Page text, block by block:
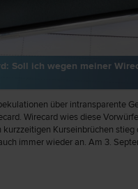
Soll ich wegen meiner
über intransparente
Wirecard wies diese
kurzzeitigen Kurseinbrüchen stieg
immer wieder an. Am 3.
Aktie gar einen Kurs von €